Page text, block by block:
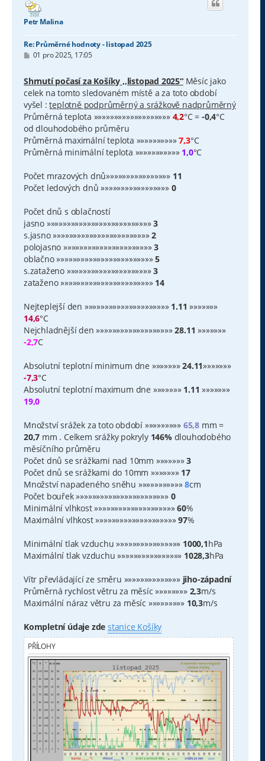
Petr Malina
Re: Průměrné hodnoty - listopad 2025
P
s
p
ě
v
e
k
01 pro 2025, 17:05
Shrnutí počasí za Košíky ,,listopad 2025“Měsíc jako
celek na tomto sledovaném místě a za toto období
vyšel :teplotně podprůměrný a srážkově nadprůměrný
Průměrná teplota »»»»»»»»»»»»»»»»»»» 4,2°C =-0,4°C
od dlouhodobého průměru
Průměrná maximální teplota »»»»»»»»»»7,3°C
Průměrná minimální teplota »»»»»»»»»»» 1,0°C
Počet mrazových dnů»»»»»»»»»»»»»»»» 11
Počet ledových dnů »»»»»»»»»»»»»»»»» 0
Počet dnů s oblačností
jasno »»»»»»»»»»»»»»»»»»»»»»»»»»3
s.jasno »»»»»»»»»»»»»»»»»»»»»»»»2
polojasno »»»»»»»»»»»»»»»»»»»»»»3
oblačno »»»»»»»»»»»»»»»»»»»»»»»»5
s.zataženo »»»»»»»»»»»»»»»»»»»»»3
zataženo »»»»»»»»»»»»»»»»»»»»»»» 14
Nejteplejší den »»»»»»»»»»»»»»»»»»»»» 1.11 »»»»»»»
14,6°C
Nejchladnější den »»»»»»»»»»»»»»»»»»»28.11 »»»»»»»
-2,7C
Absolutní teplotní minimum dne »»»»»»»24.11»»»»»»»
-7,3°C
Absolutní teplotní maximum dne »»»»»»» 1.11 »»»»»»»
19,0
Množství srážek za toto období »»»»»»»»» 65,8 mm =
20,7 mm . Celkem srážky pokryly 146%dlouhodobého
měsíčního průměru
Počet dnů se srážkami nad 10mm »»»»»»»3
Počet dnů se srážkami do 10mm »»»»»»» 17
Množství napadeného sněhu »»»»»»»»»»»8cm
Počet bouřek »»»»»»»»»»»»»»»»»»»»»»» 0
Minimální vlhkost »»»»»»»»»»»»»»»»»»»»60%
Maximální vlhkost »»»»»»»»»»»»»»»»»»»»97%
Minimální tlak vzduchu »»»»»»»»»»»»»»»» 1000,1hPa
Maximální tlak vzduchu »»»»»»»»»»»»»»»» 1028,3hPa
Vítr převládající ze směru »»»»»»»»»»»»»» jiho-západní
Průměrná rychlost větru za měsíc »»»»»»»» 2,3m/s
Maximální náraz větru za měsíc »»»»»»»»» 10,3m/s
Kompletní údaje zde stanice Košíky
PŘÍLOHY